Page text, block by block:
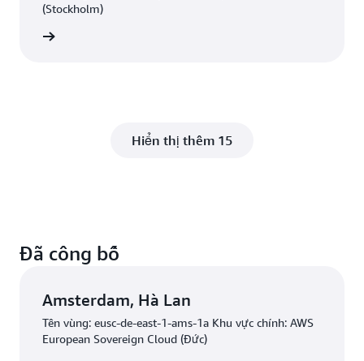
(Stockholm)
Hiển thị thêm 15
Đã công bố
Amsterdam, Hà Lan
Tên vùng: eusc-de-east-1-ams-1a Khu vực chính: AWS
European Sovereign Cloud (Đức)